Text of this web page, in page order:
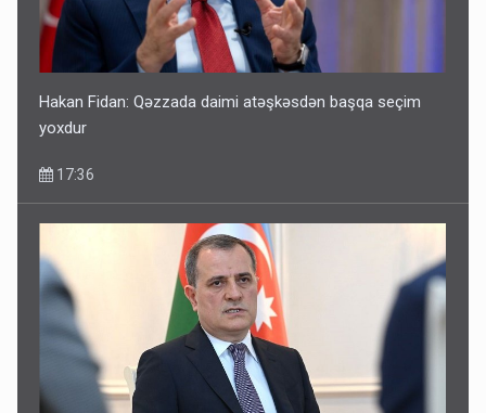
Hakan Fidan: Qəzzada daimi atəşkəsdən başqa seçim
yoxdur
17:36